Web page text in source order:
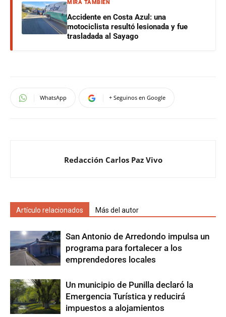
MIRÁ TAMBIÉN
Accidente en Costa Azul: una
motociclista resultó lesionada y fue
trasladada al Sayago
WhatsApp + Seguinos en Google
Redacción Carlos Paz Vivo
Artículo relacionados Más del autor
San Antonio de Arredondo impulsa un
programa para fortalecer a los
emprendedores locales
Un municipio de Punilla declaró la
Emergencia Turística y reducirá
impuestos a alojamientos